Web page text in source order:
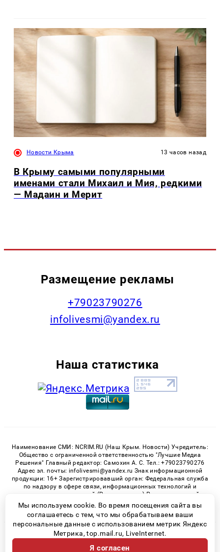
Новости Крыма 13 часов назад
В Крыму самыми популярными
именами стали Михаил и Мия, редкими
— Мадаин и Мерит
Размещение рекламы
+79023790276
infolivesmi@yandex.ru
Наша статистика
Наименование СМИ: NCRIM.RU (Наш Крым. Новости) Учредитель:
Общество с ограниченной ответственностью "Лучшие Медиа
Решения" Главный редактор: Самохин А. С. Тел.: +79023790276
Адрес эл. почты: infolivesmi@yandex.ru Знак информационной
продукции: 16+ Зарегистрировавший орган: Федеральная служба
по надзору в сфере связи, информационных технологий и
массовых коммуникаций (Роскомнадзор) Регистрационный
номер СМИ ЭЛ № ФС 77 - 81150 от 02.06.2021
© 2026 «nCrim.ru» | Все права защищены
Возрастная категория сайта 16+
Мы используем cookie. Во время посещения сайта вы
соглашаетесь с тем, что мы обрабатываем ваши
персональные данные с использованием метрик Яндекс
Метрика, top.mail.ru, LiveInternet.
Я согласен